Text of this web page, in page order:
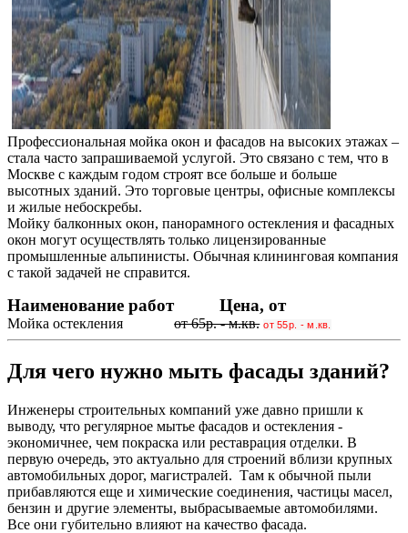
Профессиональная мойка окон и фасадов на высоких этажах –
стала часто запрашиваемой услугой. Это связано с тем, что в
Москве с каждым годом строят все больше и больше
высотных зданий. Это торговые центры, офисные комплексы
и жилые небоскребы.
Мойку балконных окон, панорамного остекления и фасадных
окон могут осуществлять только лицензированные
промышленные альпинисты. Обычная клининговая компания
с такой задачей не справится.
Наименование работ Цена, от
Мойка остекления от 65р. - м.кв. от 55р. - м.кв.
Для чего нужно мыть фасады зданий?
Инженеры строительных компаний уже давно пришли к
выводу, что регулярное мытье фасадов и остекления -
экономичнее, чем покраска или реставрация отделки. В
первую очередь, это актуально для строений вблизи крупных
автомобильных дорог, магистралей. Там к обычной пыли
прибавляются еще и химические соединения, частицы масел,
бензин и другие элементы, выбрасываемые автомобилями.
Все они губительно влияют на качество фасада.